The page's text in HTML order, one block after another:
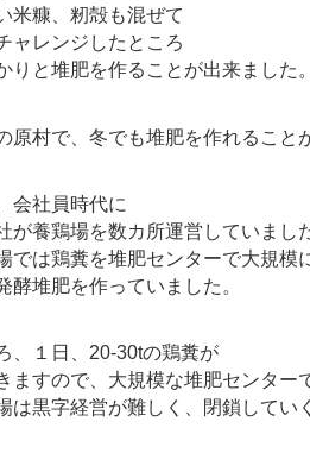
米糠、籾殻も混ぜて
ャレンジしたところ
りと堆肥を作ることが出来ました。
原村で、冬でも堆肥を作れること
会社員時代に
が養鶏場を数カ所運営していまし
では鶏糞を堆肥センターで大規模
酵堆肥を作っていました。
、１日、20-30tの鶏糞が
ますので、大規模な堆肥センター
は黒字経営が難しく、閉鎖してい